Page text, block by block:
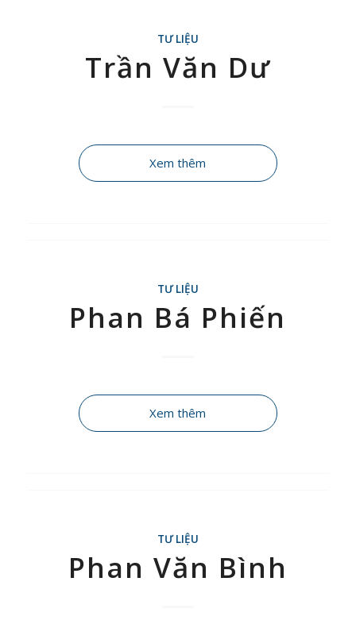
TƯ LIỆU
Trần Văn Dư
Xem thêm
TƯ LIỆU
Phan Bá Phiến
Xem thêm
TƯ LIỆU
Phan Văn Bình